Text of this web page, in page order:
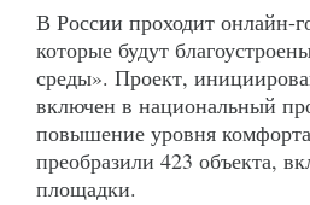
В России проходит онлайн-
которые будут
среды». Проект,
включен в национальный
повышение уровня
преобразили 423 объекта,
площадки.